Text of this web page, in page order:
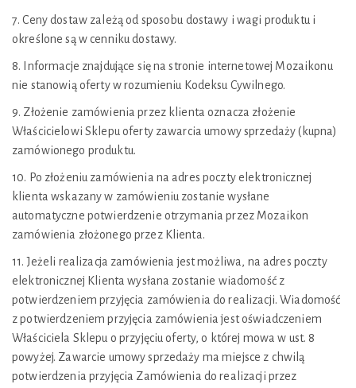
7. Ceny dostaw zależą od sposobu dostawy i wagi produktu i
określone są w cenniku dostawy.
8. Informacje znajdujące się na stronie internetowej Mozaikonu
nie stanowią oferty w rozumieniu Kodeksu Cywilnego.
9. Złożenie zamówienia przez klienta oznacza złożenie
Właścicielowi Sklepu oferty zawarcia umowy sprzedaży (kupna)
zamówionego produktu.
10. Po złożeniu zamówienia na adres poczty elektronicznej
klienta wskazany w zamówieniu zostanie wysłane
automatyczne potwierdzenie otrzymania przez Mozaikon
zamówienia złożonego przez Klienta.
11. Jeżeli realizacja zamówienia jest możliwa, na adres poczty
elektronicznej Klienta wysłana zostanie wiadomość z
potwierdzeniem przyjęcia zamówienia do realizacji. Wiadomość
z potwierdzeniem przyjęcia zamówienia jest oświadczeniem
Właściciela Sklepu o przyjęciu oferty, o której mowa w ust. 8
powyżej. Zawarcie umowy sprzedaży ma miejsce z chwilą
potwierdzenia przyjęcia Zamówienia do realizacji przez